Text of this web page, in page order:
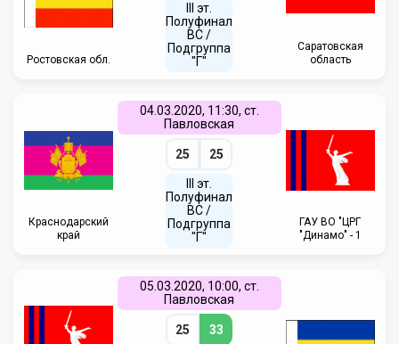
Ростовская обл.
III эт.
Полуфинал
ВC /
Подгруппа
"Г"
Саратовская
область
Краснодарский
край
04.03.2020, 11:30, ст.
Павловская
25 25
III эт.
Полуфинал
ВC /
Подгруппа
"Г"
ГАУ ВО "ЦРГ
"Динамо" - 1
05.03.2020, 10:00, ст.
Павловская
25 33